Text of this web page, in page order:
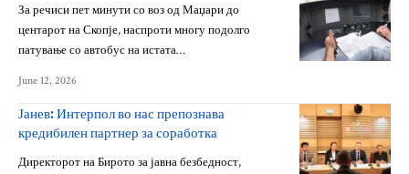
За речиси пет минути со воз од Маџари до
центарот на Скопје, наспроти многу подолго
патување со автобус на истата…
June 12, 2026
Јанев: Интерпол во нас препознава
кредибилен партнер за соработка
Директорот на Бирото за јавна безбедност,